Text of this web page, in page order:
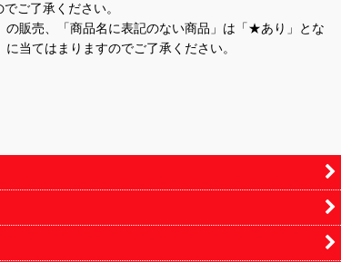
ご了承ください。
販売、「商品名に表記のない商品」は「★あり」とな
当てはまりますのでご了承ください。